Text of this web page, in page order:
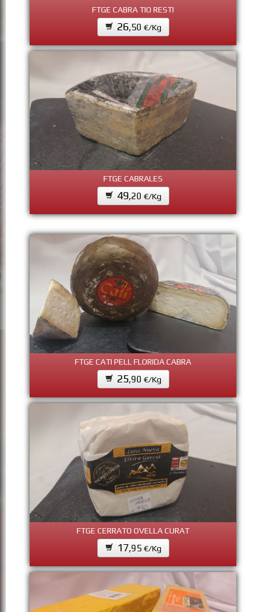
FTGE CABRA TIO RESTI
26,50 €/Kg
FTGE CABRALES
49,20 €/Kg
FTGE CATI PELL FLORIDA CABRA
25,90 €/Kg
FTGE CERRATO OVELLA CURAT
17,95 €/Kg